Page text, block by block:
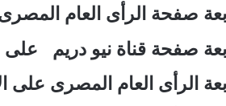
صفحة الرأى العام
صفحة قناة نيو دريم
الرأى العام المصرى على